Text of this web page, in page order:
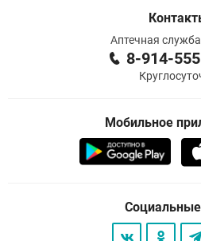
Аптечная
8-914-
Мобильное